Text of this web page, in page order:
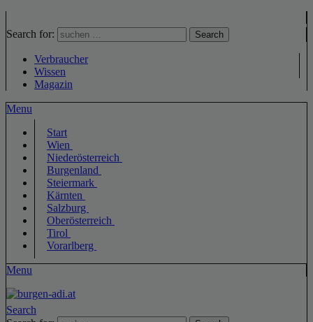
Search for: Search
Verbraucher
Wissen
Magazin
Menu
Start
Wien
Niederösterreich
Burgenland
Steiermark
Kärnten
Salzburg
Oberösterreich
Tirol
Vorarlberg
Menu
Search